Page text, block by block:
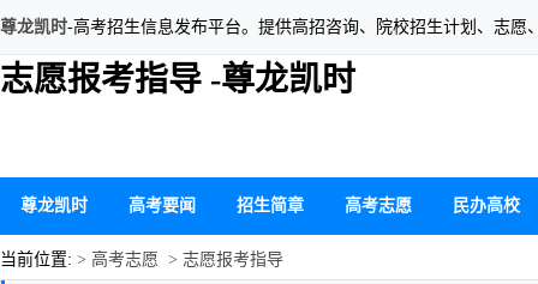
尊龙凯时-高考招生信息发布平台。提供高招咨询、院校招生计划、志愿
志愿报考指导 -尊龙凯时
尊龙凯时 高考要闻 招生简章 高考志愿 民办高校
当前位置: > 高考志愿 > 志愿报考指导